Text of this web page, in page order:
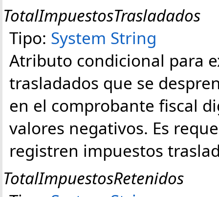
TotalImpuestosTrasladados
Tipo: System String
Atributo condicional para
trasladados que se
en el comprobante fiscal
valores negativos. Es
registren impuestos
TotalImpuestosRetenidos